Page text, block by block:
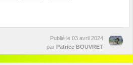
Publié le 03 avril 2024
par Patrice BOUVRET